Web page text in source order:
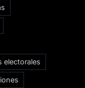
electorales